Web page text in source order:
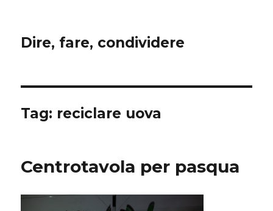
Dire, fare, condividere
Tag: reciclare uova
Centrotavola per pasqua